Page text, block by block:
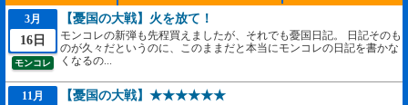
3月
16日
モンコレ
【憂国の大戦】火を放て！
モンコレの新弾も先程買えましたが、それでも憂国日記。 日記そのも
のが久々だというのに、このままだと本当にモンコレの日記を書かな
くなるの...
11月 【憂国の大戦】★★★★★★